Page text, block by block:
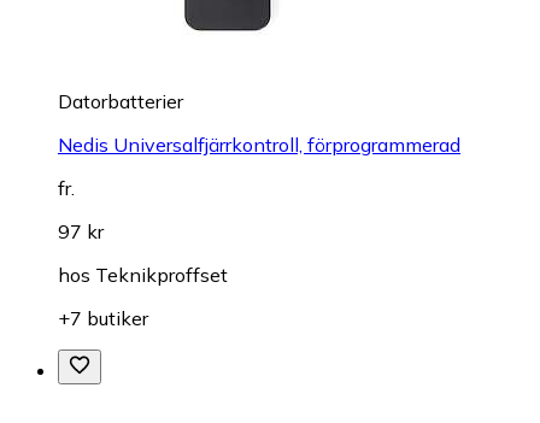
Datorbatterier
Nedis Universalfjärrkontroll, förprogrammerad
fr.
97 kr
hos Teknikproffset
+7 butiker